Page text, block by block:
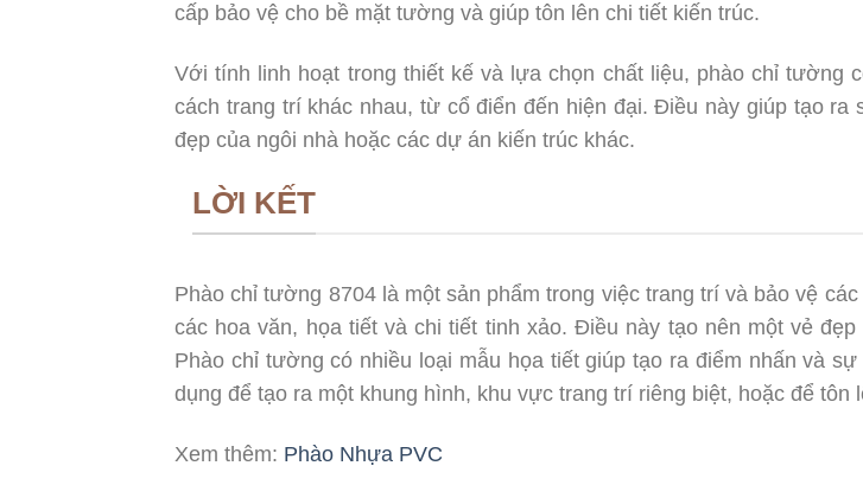
cấp bảo vệ cho bề mặt tường và giúp tôn lên chi tiết kiến trúc.
Với tính linh hoạt trong thiết kế và lựa chọn chất liệu, phào chỉ tường
cách trang trí khác nhau, từ cổ điển đến hiện đại. Điều này giúp tạo
đẹp của ngôi nhà hoặc các dự án kiến trúc khác.
LỜI KẾT
Phào chỉ tường 8704 là một sản phẩm trong việc trang trí và bảo vệ
các hoa văn, họa tiết và chi tiết tinh xảo. Điều này tạo nên một vẻ
Phào chỉ tường có nhiều loại mẫu họa tiết giúp tạo ra điểm nhấn và
dụng để tạo ra một khung hình, khu vực trang trí riêng biệt, hoặc để tôn
Xem thêm: Phào Nhựa PVC